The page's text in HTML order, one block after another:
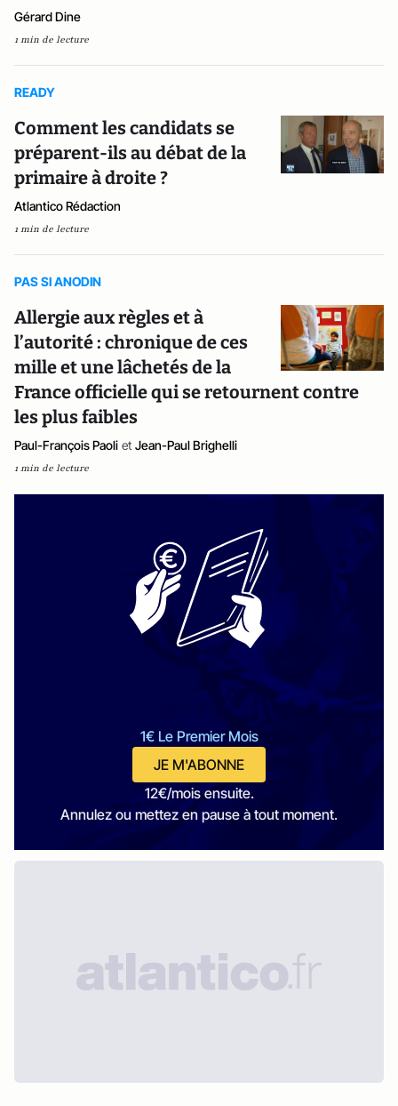
Gérard Dine
1 min de lecture
READY
Comment les candidats se
préparent-ils au débat de la
primaire à droite ?
Atlantico Rédaction
1 min de lecture
PAS SI ANODIN
Allergie aux règles et à
l’autorité : chronique de ces
mille et une lâchetés de la
France officielle qui se retournent contre
les plus faibles
Paul-François Paoli et Jean-Paul Brighelli
1 min de lecture
1€ Le Premier Mois
JE M'ABONNE
12€/mois ensuite.
Annulez ou mettez en pause à tout moment.